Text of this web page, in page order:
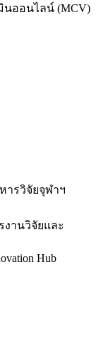
นออนไลน์ (MCV)
ารวิจัยจุฬาฯ
งานวิจัยและ
Hub